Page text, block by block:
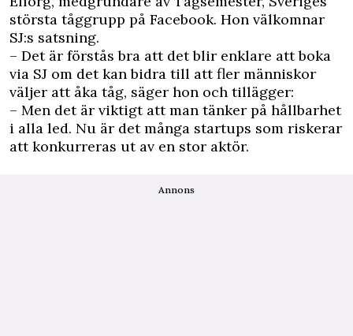
största tåggrupp på Facebook. Hon välkomnar
SJ:s satsning.
– Det är förstås bra att det blir enklare att boka
via SJ om det kan bidra till att fler människor
väljer att åka tåg, säger hon och tillägger:
– Men det är viktigt att man tänker på hållbarhet
i alla led. Nu är det många startups som riskerar
att konkurreras ut av en stor aktör.
Annons